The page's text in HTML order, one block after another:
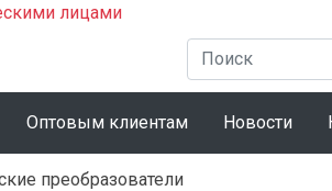
лицами
Оптовым клиентам Новости
преобразователи